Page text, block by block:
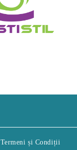
Termeni și Condiții